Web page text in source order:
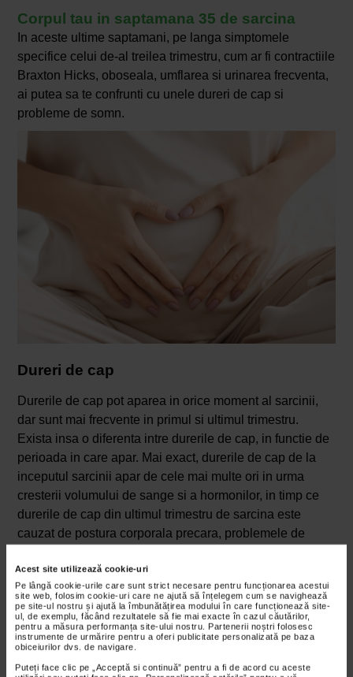
Acest site utilizează cookie-uri
Pe lângă cookie-urile care sunt strict necesare pentru funcționarea acestui
site web, folosim cookie-uri care ne ajută să înțelegem cum se navighează
pe site-ul nostru și ajută la îmbunătățirea modului în care funcționează site-
ul, de exemplu, făcând rezultatele să fie mai exacte în cazul căutărilor,
pentru a măsura performanța site-ului nostru. Partenerii noștri folosesc
instrumente de urmărire pentru a oferi publicitate personalizată pe baza
obiceiurilor dvs. de navigare.
Puteți face clic pe „Acceptă si continuă” pentru a fi de acord cu aceste
Corpul tau in saptamana 35 de sarcina
In aceste ultime saptamani, pe langa simptomele
specifice celui de-al treilea trimestru, cum ar fi contractiile
Braxton Hicks, oboseala, umflarea si urinarea frecventa,
ai putea sa te confrunti cu unele dureri de cap si
probleme de somn.
Dureri de cap
Durerile de cap pot aparea in orice moment al sarcinii,
dar sunt mai frecvente in primul si ultimul trimestru.
Exista insa o diferenta intre durerile de cap, in functie de
perioada in care apar. Mai exact, durerile de cap de la
inceputul sarcinii apar de cele mai multe ori in urma
cresterii volumului de sange si a hormonilor, in timp ce
durerile de cap din ultimul trimestru de sarcina este
cauzat de postura corporala precara, problemele de
Continua problemele de somn
Cand te confrunti cu dificultati in a gasi o pozitie
confortabila, arsuri la stomac, transpiratii nocturne, urinari
frecvente pe toata durata noptii si anxietatea /
entuziasmul legat de venirea pe lume a celui mic, nu